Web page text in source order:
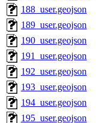
188_user.geojson
189_user.geojson
190_user.geojson
191_user.geojson
192_user.geojson
193_user.geojson
194_user.geojson
195_user.geojson